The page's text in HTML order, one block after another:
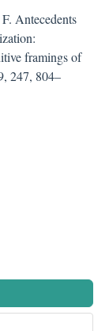
Antecedents
framings of
247, 804–